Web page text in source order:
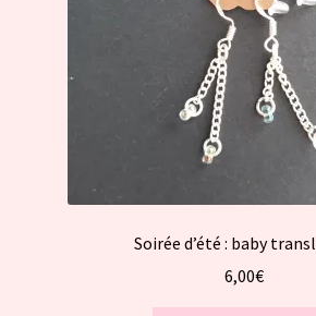
Soirée d’été : baby
6,00€